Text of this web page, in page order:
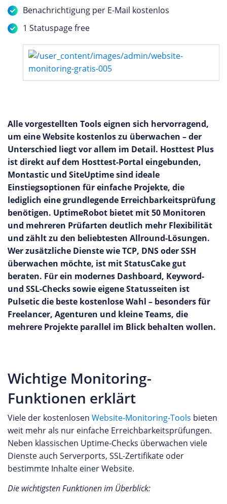
Benachrichtigung per E-Mail kostenlos
1 Statuspage free
Alle vorgestellten Tools eignen sich hervorragend,
um eine Website kostenlos zu überwachen – der
Unterschied liegt vor allem im Detail. Hosttest Plus
ist direkt auf dem Hosttest-Portal eingebunden,
Montastic und SiteUptime sind ideale
Einstiegsoptionen für einfache Projekte, die
lediglich eine grundlegende Erreichbarkeitsprüfung
benötigen. UptimeRobot bietet mit 50 Monitoren
und mehreren Prüfarten deutlich mehr Flexibilität
und zählt zu den beliebtesten Allround-Lösungen.
Wer zusätzliche Dienste wie TCP, DNS oder SSH
überwachen möchte, ist mit StatusCake gut
beraten. Für ein modernes Dashboard, Keyword-
und SSL-Checks sowie eigene Statusseiten ist
Pulsetic die beste kostenlose Wahl – besonders für
Freelancer, Agenturen und kleine Teams, die
mehrere Projekte parallel im Blick behalten wollen.
Wichtige Monitoring-
Funktionen erklärt
Viele der kostenlosen Website-Monitoring-Tools bieten
weit mehr als nur einfache Erreichbarkeitsprüfungen.
Neben klassischen Uptime-Checks überwachen viele
Dienste auch Serverports, SSL-Zertifikate oder
bestimmte Inhalte einer Website.
Die wichtigsten Funktionen im Überblick: